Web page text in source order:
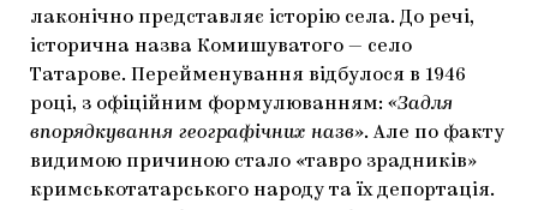
лаконічно представляє історію села. До речі,
історична назва Комишуватого — село
Татарове. Перейменування відбулося в 1946
році, з офіційним формулюванням: «Задля
впорядкування географічних назв». Але по факту
видимою причиною стало «тавро зрадників»
кримськотатарського народу та їх депортація.